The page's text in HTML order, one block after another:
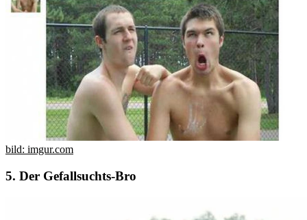
bild: imgur.com
5. Der Gefallsuchts-Bro